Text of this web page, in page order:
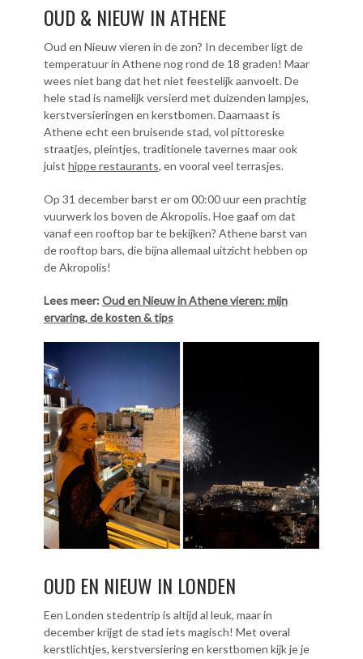
OUD & NIEUW IN ATHENE
Oud en Nieuw vieren in de zon? In december ligt de
temperatuur in Athene nog rond de 18 graden! Maar
wees niet bang dat het niet feestelijk aanvoelt. De
hele stad is namelijk versierd met duizenden lampjes,
kerstversieringen en kerstbomen. Daarnaast is
Athene echt een bruisende stad, vol pittoreske
straatjes, pleintjes, traditionele tavernes maar ook
juist hippe restaurants, en vooral veel terrasjes.
Op 31 december barst er om 00:00 uur een prachtig
vuurwerk los boven de Akropolis. Hoe gaaf om dat
vanaf een rooftop bar te bekijken? Athene barst van
de rooftop bars, die bijna allemaal uitzicht hebben op
de Akropolis!
Lees meer:Oud en Nieuw in Athene vieren: mijn
ervaring, de kosten & tips
OUD EN NIEUW IN LONDEN
Een Londen stedentrip is altijd al leuk, maar in
december krijgt de stad iets magisch! Met overal
kerstlichtjes, kerstversiering en kerstbomen kijk je je